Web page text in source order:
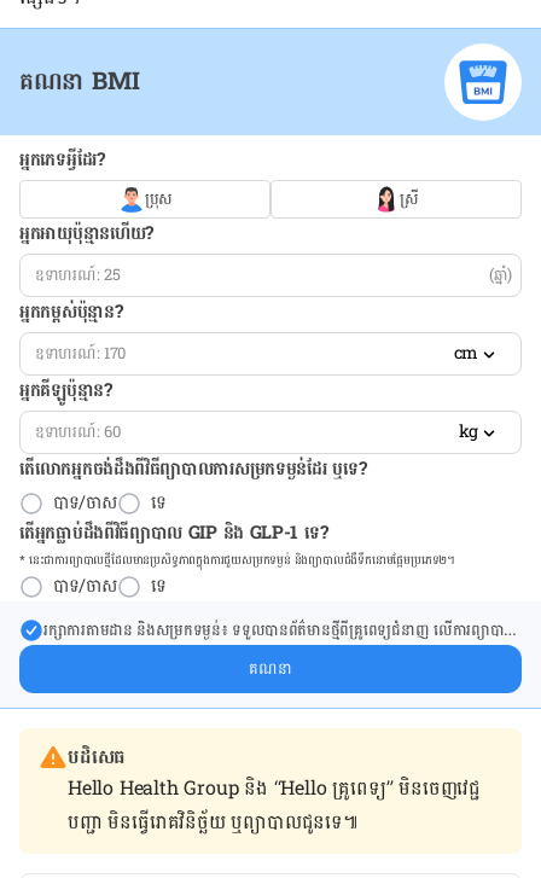
គណនា BMI
អ្នកភេទអ្វីដែរ?
ប្រុស ស្រី
អ្នកអាយុប៉ុន្មានហើយ?
(ឆ្នាំ)
អ្នកកម្ពស់ប៉ុន្មាន?
cm
អ្នកគីឡូប៉ុន្មាន?
kg
តើលោកអ្នកចង់ដឹង​ពីវិធីព្យាបាលការសម្រកទម្ងន់ដែរ ឬទេ?
បាទ/ចាស
ទេ
តើអ្នកធ្លាប់ដឹងពីវិធីព្យាបាល GIP និង GLP-1 ទេ?
* នេះ​ជា​ការ​ព្យា​បាល​ថ្មីដែល​​មាន​ប្រសិទ្ធ​ភាព​ក្នុង​ការ​ជួយ​សម្រក​ទម្ងន់ និង​ព្យា​បាល​ជំ​ងឺ​ទឹក​នោម​ផ្អែម​ប្រភេទ២។
បាទ/ចាស ទេ
រក្សា​ការ​តាមដាន និងសម្រក​ទម្ងន់៖ ទទួលបាន​ព័ត៌​មាន​ថ្មី​ពី​គ្រូពេទ្យ​ជំនាញ លើ​ការ​ព្យា​បាល​
ការសម្រក​ទម្ងន់ និងការផ្តល់ជំនួយដោយផ្ទាល់​ក្នុង​ប្រអប់​សារ​របស់​អ្នក។
គណនា
បដិសេធ
Hello Health Group និង “Hello គ្រូពេទ្យ” មិន​ចេញ​វេជ្ជ
បញ្ជា មិន​ធ្វើ​រោគវិនិច្ឆ័យ ឬ​ព្យាបាល​ជូន​ទេ៕